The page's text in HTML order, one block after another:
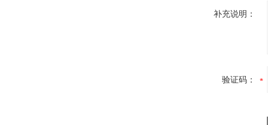
补充说明：
验证码：